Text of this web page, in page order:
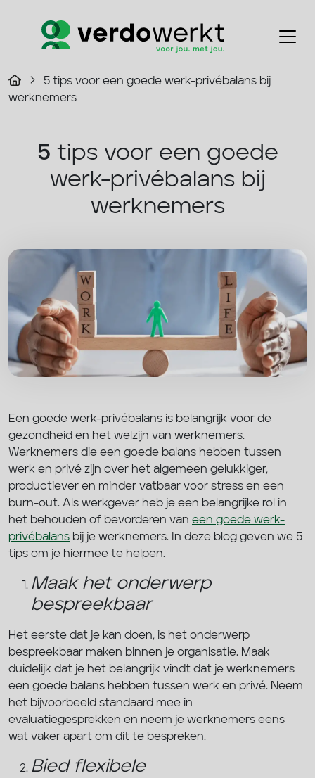
5 tips voor een goede werk-privébalans bij
werknemers
5 tips voor een goede
werk-privébalans bij
werknemers
Een goede werk-privébalans is belangrijk voor de
gezondheid en het welzijn van werknemers.
Werknemers die een goede balans hebben tussen
werk en privé zijn over het algemeen gelukkiger,
productiever en minder vatbaar voor stress en een
burn-out. Als werkgever heb je een belangrijke rol in
het behouden of bevorderen van een goede werk-
privébalans bij je werknemers. In deze blog geven we 5
tips om je hiermee te helpen.
Maak het onderwerp
bespreekbaar
Het eerste dat je kan doen, is het onderwerp
bespreekbaar maken binnen je organisatie. Maak
duidelijk dat je het belangrijk vindt dat je werknemers
een goede balans hebben tussen werk en privé. Neem
het bijvoorbeeld standaard mee in
evaluatiegesprekken en neem je werknemers eens
wat vaker apart om dit te bespreken.
Bied flexibele